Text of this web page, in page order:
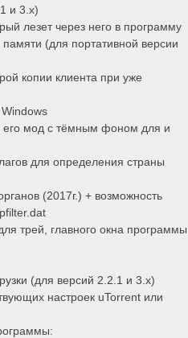
и 3.x)
лезет через него в программу
(для портативной версии
копии клиента при уже
его мод с тёмным фоном для и
для определения страны
(2017г.) + возможность
трей, главного окна программы
(для версий 2.2.1 и 3.х)
настроек uTorrent или